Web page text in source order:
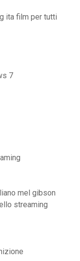
ita film per tutti
7
mel gibson
streaming